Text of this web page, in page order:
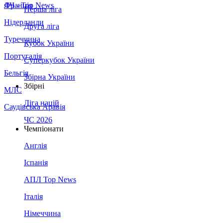
Франція
Нідерланди
Туреччина
Португалія
Бельгія
МЛС
Саудівська Аравія
ЛЧ - Top News
Перша ліга
Друга ліга
Кубок України
Суперкубок України
Збірна України
Збірні
Ліга націй
ЧС 2026
Чемпіонати
Англія
Іспанія
АПЛ Top News
Італія
Німеччина